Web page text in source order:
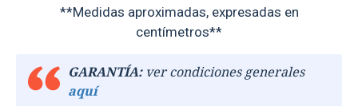
**Medidas aproximadas, expresadas en
centímetros**
GARANTÍA:ver condiciones generales
aquí